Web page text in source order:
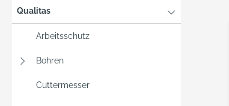
Qualitas
Arbeitsschutz
Bohren
Cuttermesser